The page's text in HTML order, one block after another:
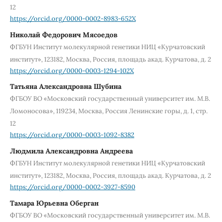
12
https://orcid.org/0000-0002-8983-652X
Николай Федорович Мясоедов
ФГБУН Институт молекулярной генетики НИЦ «Курчатовский
институт», 123182, Москва, Россия, площадь акад. Курчатова, д. 2
https://orcid.org/0000-0003-1294-102X
Татьяна Александровна Шубина
ФГБОУ ВО «Московский государственный университет им. М.В.
Ломоносова», 119234, Москва, Россия Ленинские горы, д. 1, стр.
12
https://orcid.org/0000-0003-1092-8382
Людмила Александровна Андреева
ФГБУН Институт молекулярной генетики НИЦ «Курчатовский
институт», 123182, Москва, Россия, площадь акад. Курчатова, д. 2
https://orcid.org/0000-0002-3927-8590
Тамара Юрьевна Оберган
ФГБОУ ВО «Московский государственный университет им. М.В.